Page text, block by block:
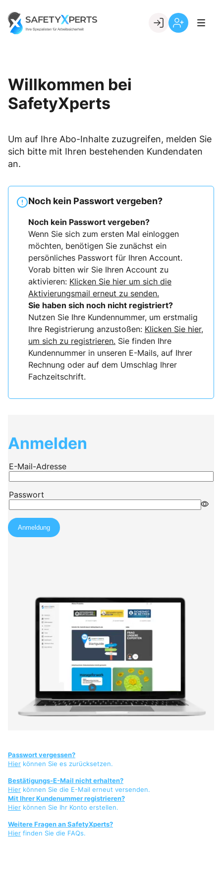
content
Go to landing page.
Willkommen bei
SafetyXperts
Um auf Ihre Abo-Inhalte zuzugreifen, melden Sie
sich bitte mit Ihren bestehenden Kundendaten
an.
Noch kein Passwort vergeben?
Noch kein Passwort vergeben?
Wenn Sie sich zum ersten Mal einloggen
möchten, benötigen Sie zunächst ein
persönliches Passwort für Ihren Account.
Vorab bitten wir Sie Ihren Account zu
aktivieren: Klicken Sie hier um sich die
Aktivierungsmail erneut zu senden.
Sie haben sich noch nicht registriert?
Nutzen Sie Ihre Kundennummer, um erstmalig
Ihre Registrierung anzustoßen: Klicken Sie hier,
um sich zu registrieren. Sie finden Ihre
Kundennummer in unseren E-Mails, auf Ihrer
Rechnung oder auf dem Umschlag Ihrer
Fachzeitschrift.
Anmelden
Passwort vergessen?
Hier können Sie es zurücksetzen.
Bestätigungs-E-Mail nicht erhalten?
Hier können Sie die E-Mail erneut versenden.
Mit Ihrer Kundenummer registrieren?
Hier können Sie Ihr Konto erstellen.
Weitere Fragen an SafetyXperts?
Hier finden Sie die FAQs.